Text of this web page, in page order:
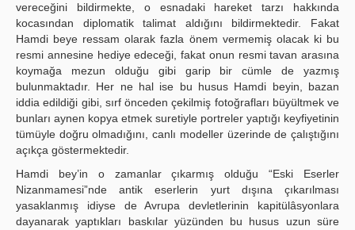
vereceğini bildirmekte, o esnadaki hareket tarzı hakkında
kocasından diplomatik talimat aldığını bildirmektedir. Fakat
Hamdi beye ressam olarak fazla önem vermemiş olacak ki bu
resmi annesine hediye edeceği, fakat onun resmi tavan arasına
koymağa mezun olduğu gibi garip bir cümle de yazmış
bulunmaktadır. Her ne hal ise bu husus Hamdi beyin, bazan
iddia edildiği gibi, sırf önceden çekilmiş fotoğrafları büyültmek ve
bunları aynen kopya etmek suretiyle portreler yaptığı keyfiyetinin
tümüyle doğru olmadığını, canlı modeller üzerinde de çalıştığını
açıkça göstermektedir.
Hamdi bey’in o zamanlar çıkarmış olduğu “Eski Eserler
Nizanmamesi”nde antik eserlerin yurt dışına çıkarılması
yasaklanmış idiyse de Avrupa devletlerinin kapitülâsyonlara
dayanarak yaptıkları baskılar yüzünden bu husus uzun süre